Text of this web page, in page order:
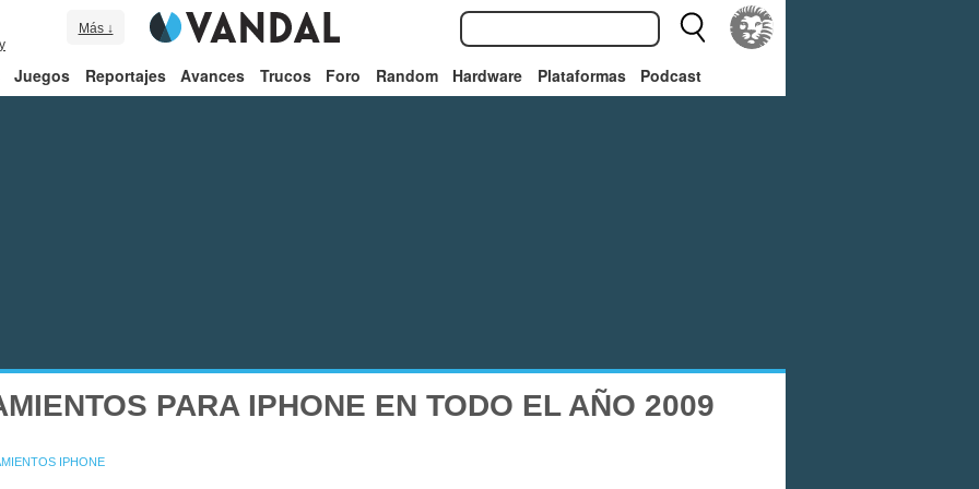
Más ↓
Juegos Reportajes Avances Trucos Foro Random Hardware Plataformas Podcast
PARA IPHONE EN TODO EL AÑO 2009
IPHONE